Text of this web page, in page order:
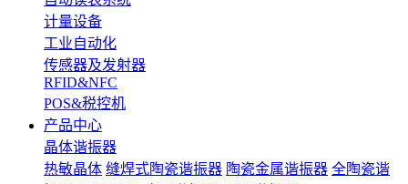
计量设备
工业自动化
传感器及发射器
RFID&NFC
POS&税控机
产品中心
晶体谐振器
热敏晶体 缝焊式陶瓷谐振器 陶瓷金属谐振器 全陶瓷谐